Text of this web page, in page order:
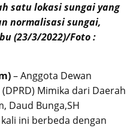
satu lokasi sungai yang
normalisasi sungai,
(23/3/2022)/Foto :
– Anggota Dewan
Mimika dari Daerah
Daud Bunga,SH
ini berbeda dengan